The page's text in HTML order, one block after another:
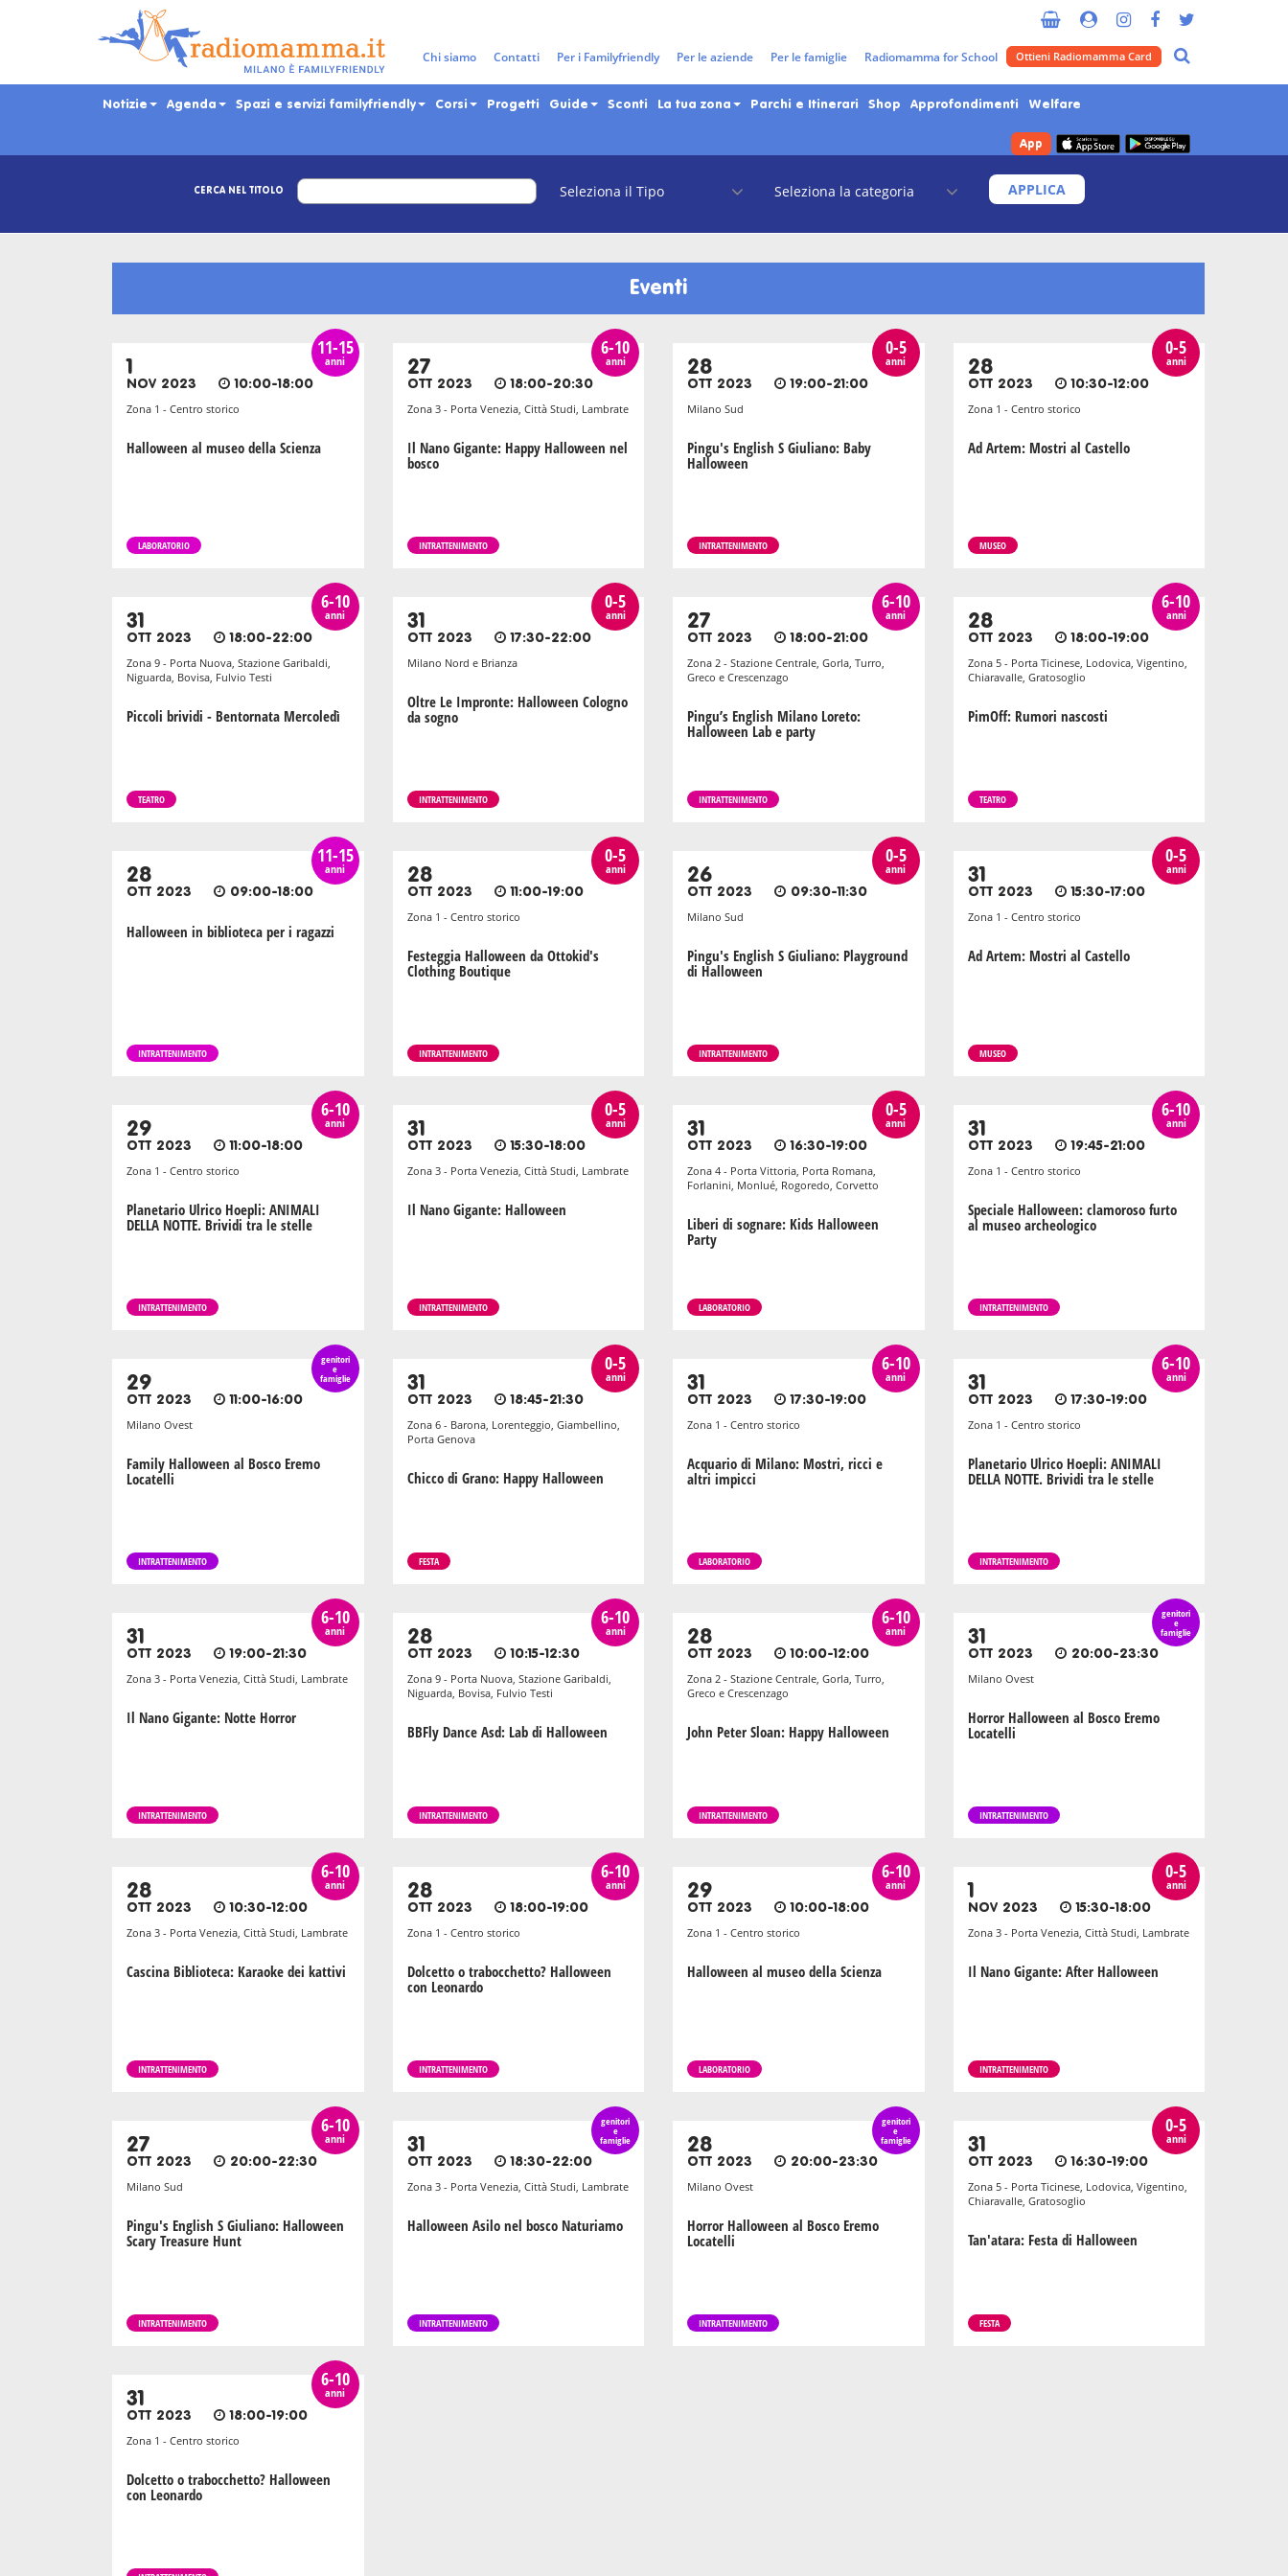
Chi siamo Contatti Per i Familyfriendly Per le aziende Per le famiglie Radiomamma for School Ottieni Radiomamma Card
Notizie Agenda Spazi e servizi familyfriendly Corsi Progetti Guide Sconti La tua zona Parchi e Itinerari Shop Approfondimenti Welfare
App
Tag: halloween 2023
CERCA NEL TITOLO APPLICA
Eventi
11-15
anni
1
NOV 2023 10:00-18:00
Zona 1 - Centro storico
Halloween al museo della Scienza
LABORATORIO
6-10
anni
27
OTT 2023 18:00-20:30
Zona 3 - Porta Venezia, Città Studi, Lambrate
Il Nano Gigante: Happy Halloween nel
bosco
INTRATTENIMENTO
0-5
anni
28
OTT 2023 19:00-21:00
Milano Sud
Pingu's English S Giuliano: Baby
Halloween
INTRATTENIMENTO
0-5
anni
28
OTT 2023 10:30-12:00
Zona 1 - Centro storico
Ad Artem: Mostri al Castello
MUSEO
6-10
anni
31
OTT 2023 18:00-22:00
Zona 9 - Porta Nuova, Stazione Garibaldi,
Niguarda, Bovisa, Fulvio Testi
Piccoli brividi - Bentornata Mercoledì
TEATRO
0-5
anni
31
OTT 2023 17:30-22:00
Milano Nord e Brianza
Oltre Le Impronte: Halloween Cologno
da sogno
INTRATTENIMENTO
6-10
anni
27
OTT 2023 18:00-21:00
Zona 2 - Stazione Centrale, Gorla, Turro,
Greco e Crescenzago
Pingu’s English Milano Loreto:
Halloween Lab e party
INTRATTENIMENTO
6-10
anni
28
OTT 2023 18:00-19:00
Zona 5 - Porta Ticinese, Lodovica, Vigentino,
Chiaravalle, Gratosoglio
PimOff: Rumori nascosti
TEATRO
11-15
anni
28
OTT 2023 09:00-18:00
Halloween in biblioteca per i ragazzi
INTRATTENIMENTO
0-5
anni
28
OTT 2023 11:00-19:00
Zona 1 - Centro storico
Festeggia Halloween da Ottokid's
Clothing Boutique
INTRATTENIMENTO
0-5
anni
26
OTT 2023 09:30-11:30
Milano Sud
Pingu's English S Giuliano: Playground
di Halloween
INTRATTENIMENTO
0-5
anni
31
OTT 2023 15:30-17:00
Zona 1 - Centro storico
Ad Artem: Mostri al Castello
MUSEO
6-10
anni
29
OTT 2023 11:00-18:00
Zona 1 - Centro storico
Planetario Ulrico Hoepli: ANIMALI
DELLA NOTTE. Brividi tra le stelle
INTRATTENIMENTO
0-5
anni
31
OTT 2023 15:30-18:00
Zona 3 - Porta Venezia, Città Studi, Lambrate
Il Nano Gigante: Halloween
INTRATTENIMENTO
0-5
anni
31
OTT 2023 16:30-19:00
Zona 4 - Porta Vittoria, Porta Romana,
Forlanini, Monlué, Rogoredo, Corvetto
Liberi di sognare: Kids Halloween
Party
LABORATORIO
6-10
anni
31
OTT 2023 19:45-21:00
Zona 1 - Centro storico
Speciale Halloween: clamoroso furto
al museo archeologico
INTRATTENIMENTO
genitori
e
famiglie
29
OTT 2023 11:00-16:00
Milano Ovest
Family Halloween al Bosco Eremo
Locatelli
INTRATTENIMENTO
0-5
anni
31
OTT 2023 18:45-21:30
Zona 6 - Barona, Lorenteggio, Giambellino,
Porta Genova
Chicco di Grano: Happy Halloween
FESTA
6-10
anni
31
OTT 2023 17:30-19:00
Zona 1 - Centro storico
Acquario di Milano: Mostri, ricci e
altri impicci
LABORATORIO
6-10
anni
31
OTT 2023 17:30-19:00
Zona 1 - Centro storico
Planetario Ulrico Hoepli: ANIMALI
DELLA NOTTE. Brividi tra le stelle
INTRATTENIMENTO
6-10
anni
31
OTT 2023 19:00-21:30
Zona 3 - Porta Venezia, Città Studi, Lambrate
Il Nano Gigante: Notte Horror
INTRATTENIMENTO
6-10
anni
28
OTT 2023 10:15-12:30
Zona 9 - Porta Nuova, Stazione Garibaldi,
Niguarda, Bovisa, Fulvio Testi
BBFly Dance Asd: Lab di Halloween
INTRATTENIMENTO
6-10
anni
28
OTT 2023 10:00-12:00
Zona 2 - Stazione Centrale, Gorla, Turro,
Greco e Crescenzago
John Peter Sloan: Happy Halloween
INTRATTENIMENTO
genitori
e
famiglie
31
OTT 2023 20:00-23:30
Milano Ovest
Horror Halloween al Bosco Eremo
Locatelli
INTRATTENIMENTO
6-10
anni
28
OTT 2023 10:30-12:00
Zona 3 - Porta Venezia, Città Studi, Lambrate
Cascina Biblioteca: Karaoke dei kattivi
INTRATTENIMENTO
6-10
anni
28
OTT 2023 18:00-19:00
Zona 1 - Centro storico
Dolcetto o trabocchetto? Halloween
con Leonardo
INTRATTENIMENTO
6-10
anni
29
OTT 2023 10:00-18:00
Zona 1 - Centro storico
Halloween al museo della Scienza
LABORATORIO
0-5
anni
1
NOV 2023 15:30-18:00
Zona 3 - Porta Venezia, Città Studi, Lambrate
Il Nano Gigante: After Halloween
INTRATTENIMENTO
6-10
anni
27
OTT 2023 20:00-22:30
Milano Sud
Pingu's English S Giuliano: Halloween
Scary Treasure Hunt
INTRATTENIMENTO
genitori
e
famiglie
31
OTT 2023 18:30-22:00
Zona 3 - Porta Venezia, Città Studi, Lambrate
Halloween Asilo nel bosco Naturiamo
INTRATTENIMENTO
genitori
e
famiglie
28
OTT 2023 20:00-23:30
Milano Ovest
Horror Halloween al Bosco Eremo
Locatelli
INTRATTENIMENTO
0-5
anni
31
OTT 2023 16:30-19:00
Zona 5 - Porta Ticinese, Lodovica, Vigentino,
Chiaravalle, Gratosoglio
Tan'atara: Festa di Halloween
FESTA
6-10
anni
31
OTT 2023 18:00-19:00
Zona 1 - Centro storico
Dolcetto o trabocchetto? Halloween
con Leonardo